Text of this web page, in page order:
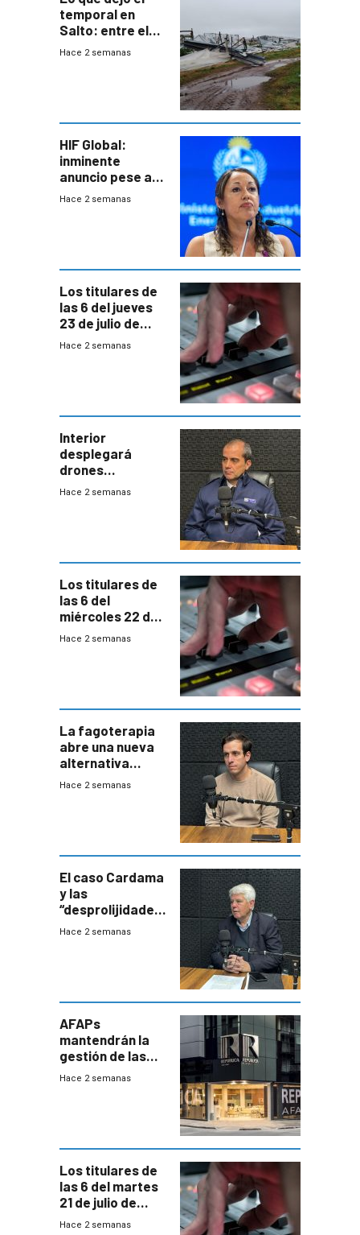
temporal en
Salto: entre el
impacto
Hace 2 semanas
HIF Global:
inminente
anuncio pese a
declaración de
gobierno
Hace 2 semanas
Los titulares de
las 6 del jueves
23 de julio de
2026
Hace 2 semanas
Interior
desplegará
drones
autónomos para
Hace 2 semanas
Los titulares de
las 6 del
miércoles 22 de
julio de 2026
Hace 2 semanas
La fagoterapia
abre una nueva
alternativa
contra bacterias
innovadora
Hace 2 semanas
El caso Cardama
y las
“desprolijidades”
que la
Hace 2 semanas
AFAPs
mantendrán la
gestión de las
cuentas
Hace 2 semanas
Los titulares de
las 6 del martes
21 de julio de
2026
Hace 2 semanas